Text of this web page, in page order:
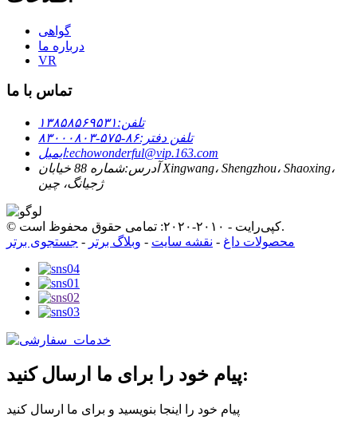
گواهی
درباره ما
VR
تماس با ما
تلفن:۱۳۸۵۸۵۶۹۵۳۱
تلفن دفتر:۸۶-۵۷۵-۸۳۰۰۰۸۰۳
ایمیل:echowonderful@vip.163.com
آدرس:
شماره 88 خیابان Xingwang، Shengzhou، Shaoxing،
ژجیانگ، چین
© کپی‌رایت - ۲۰۱۰-۲۰۲۰: تمامی حقوق محفوظ است.
محصولات داغ - نقشه سایت - وبلاگ برتر - جستجوی برتر
پیام خود را برای ما ارسال کنید:
پیام خود را اینجا بنویسید و برای ما ارسال کنید